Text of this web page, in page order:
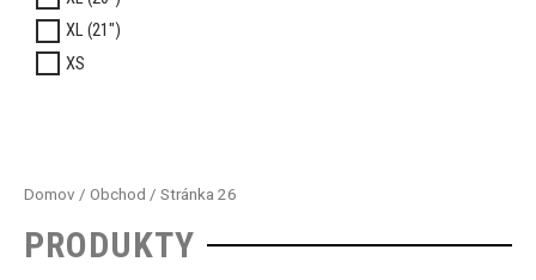
XL (21")
XS
Domov / Obchod / Stránka 26
PRODUKTY